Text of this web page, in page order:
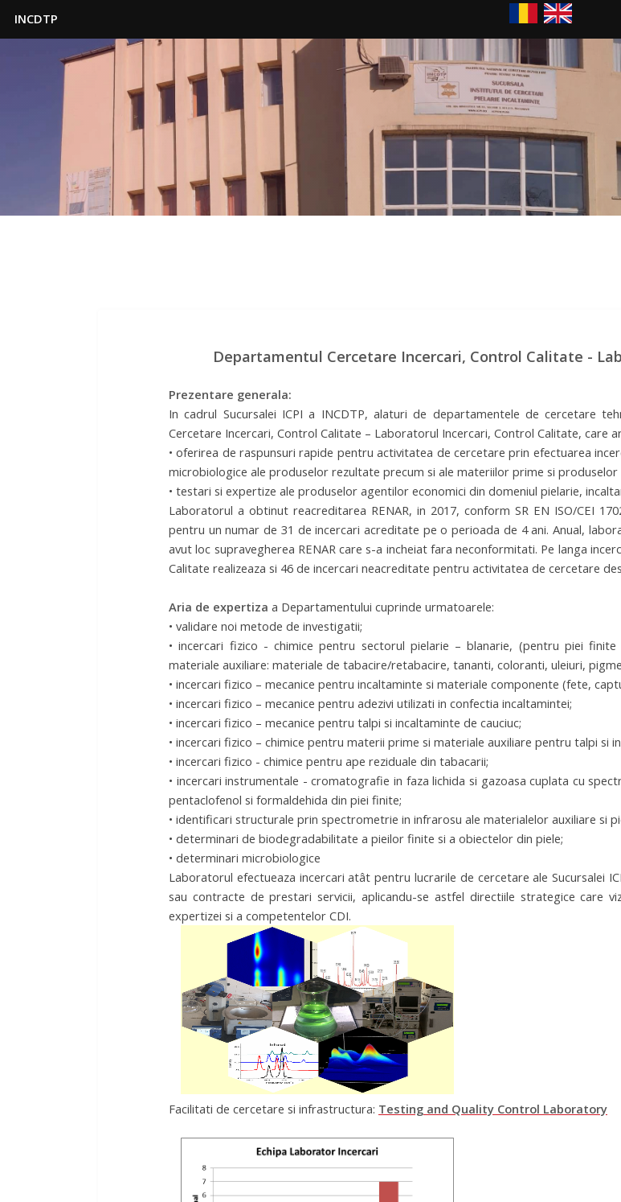
INCDTP
Departamentul Cercetare Incercari, Control Calitate -
Prezentare generala:
In cadrul Sucursalei ICPI a INCDTP, alaturi de departamentele de cercetare
Cercetare Incercari, Control Calitate – Laboratorul Incercari, Control Calitate, care
• oferirea de raspunsuri rapide pentru activitatea de cercetare prin efectuarea
microbiologice ale produselor rezultate precum si ale materiilor prime si
• testari si expertize ale produselor agentilor economici din domeniul pielarie,
Laboratorul a obtinut reacreditarea RENAR, in 2017, conform SR EN ISO/CEI
pentru un numar de 31 de incercari acreditate pe o perioada de 4 ani. Anual,
avut loc supravegherea RENAR care s-a incheiat fara neconformitati. Pe langa
Calitate realizeaza si 46 de incercari neacreditate pentru activitatea de cercetare
Aria de expertiza a Departamentului cuprinde urmatoarele:
• validare noi metode de investigatii;
• incercari fizico - chimice pentru sectorul pielarie – blanarie, (pentru piei
materiale auxiliare: materiale de tabacire/retabacire, tananti, coloranti, uleiuri,
• incercari fizico – mecanice pentru incaltaminte si materiale componente (fete,
• incercari fizico – mecanice pentru adezivi utilizati in confectia incaltamintei;
• incercari fizico – mecanice pentru talpi si incaltaminte de cauciuc;
• incercari fizico – chimice pentru materii prime si materiale auxiliare pentru talpi si
• incercari fizico - chimice pentru ape reziduale din tabacarii;
• incercari instrumentale - cromatografie in faza lichida si gazoasa cuplata cu
pentaclofenol si formaldehida din piei finite;
• identificari structurale prin spectrometrie in infrarosu ale materialelor auxiliare si
• determinari de biodegradabilitate a pieilor finite si a obiectelor din piele;
• determinari microbiologice
Laboratorul efectueaza incercari atât pentru lucrarile de cercetare ale Sucursalei
sau contracte de prestari servicii, aplicandu-se astfel directiile strategice care
expertizei si a competentelor CDI.
Facilitati de cercetare si infrastructura: Testing and Quality Control Laboratory